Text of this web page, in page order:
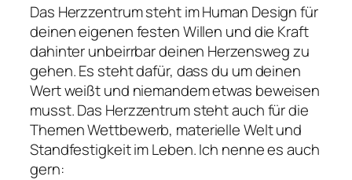
Das Herzzentrum steht im Human Design für
deinen eigenen festen Willen und die Kraft
dahinter unbeirrbar deinen Herzensweg zu
gehen. Es steht dafür, dass du um deinen
Wert weißt und niemandem etwas beweisen
musst. Das Herzzentrum steht auch für die
Themen Wettbewerb, materielle Welt und
Standfestigkeit im Leben. Ich nenne es auch
gern: